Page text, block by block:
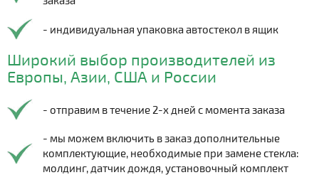
- индивидуальная упаковка автостекол в ящик
Широкий выбор производителей из
Европы, Азии, США и России
- отправим в течение 2-х дней с момента заказа
- мы можем включить в заказ дополнительные
комплектующие, необходимые при замене стекла:
молдинг, датчик дождя, установочный комплект